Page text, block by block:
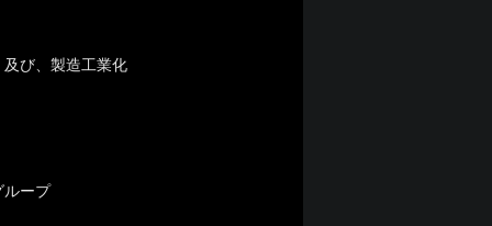
び、製造工業化
ープ